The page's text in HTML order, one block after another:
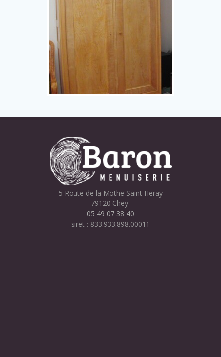
5 Route de la Mothe Saint Heray
79120 Chey
05 49 07 38 40
siret : 833.933.898.00011